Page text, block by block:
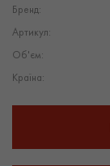
Бренд:
Артикул:
Об'єм:
Країна: